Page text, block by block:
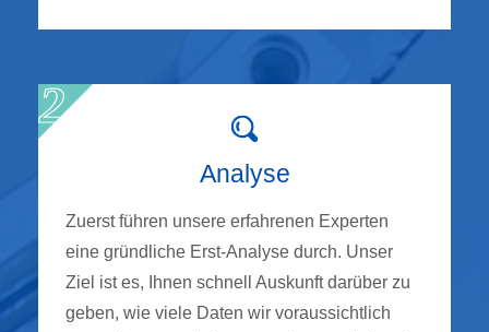
Analyse
Zuerst führen unsere erfahrenen Experten
eine gründliche Erst-Analyse durch. Unser
Ziel ist es, Ihnen schnell Auskunft darüber zu
geben, wie viele Daten wir voraussichtlich